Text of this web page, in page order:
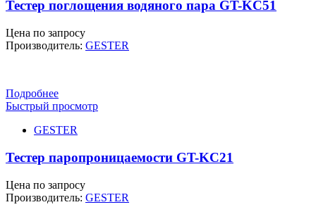
Тестер поглощения водяного пара GT-KC51
Цена по запросу
Производитель: GESTER
Подробнее
Быстрый просмотр
GESTER
Тестер паропроницаемости GT-KC21
Цена по запросу
Производитель: GESTER